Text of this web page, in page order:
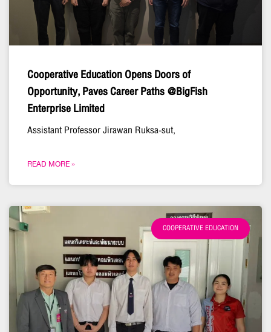
Cooperative Education Opens Doors of
Opportunity, Paves Career Paths @BigFish
Enterprise Limited
Assistant Professor Jirawan Ruksa-sut,
READ MORE »
COOPERATIVE EDUCATION